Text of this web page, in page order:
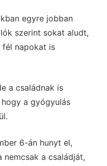
egyre jobban
szerint sokat aludt,
fél napokat is
a családnak is
a gyógyulás
6-án hunyt el,
nemcsak a családját,